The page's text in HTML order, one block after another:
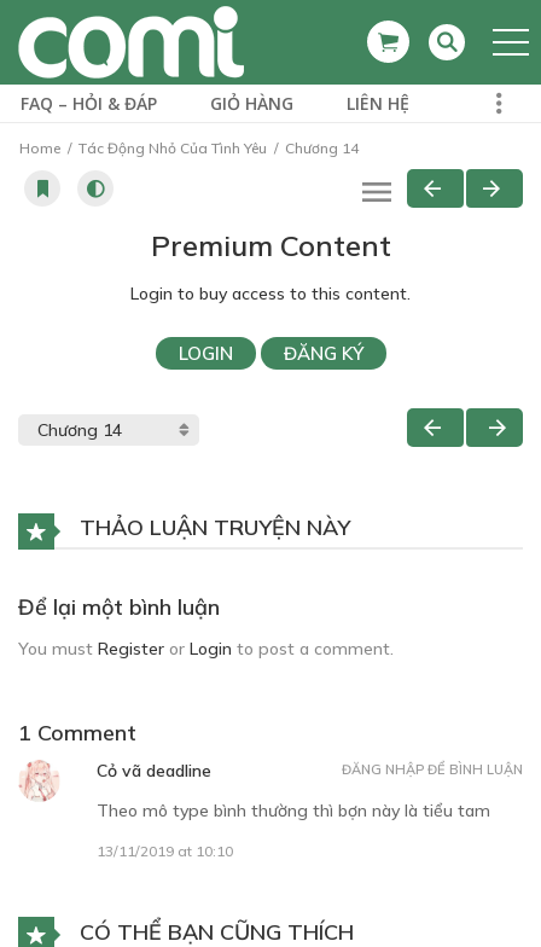
FAQ – HỎI & ĐÁP GIỎ HÀNG LIÊN HỆ
Home Tác Động Nhỏ Của Tình Yêu Chương 14
Premium Content
Login to buy access to this content.
LOGIN ĐĂNG KÝ
THẢO LUẬN TRUYỆN NÀY
Để lại một bình luận
You must Register or Login to post a comment.
1 Comment
Cỏ vã deadline
Theo mô type bình thường thì bợn này là tiểu tam
13/11/2019 at 10:10
ĐĂNG NHẬP ĐỂ BÌNH LUẬN
CÓ THỂ BẠN CŨNG THÍCH